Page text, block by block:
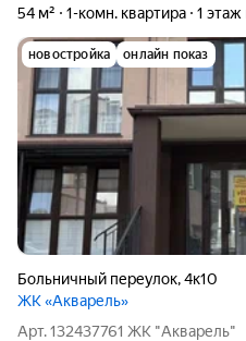
54 м² 1-комн. квартира 1 этаж
новостройка онлайн показ
Больничный переулок,4к10
ЖК «Акварель»
Арт. 132437761 ЖК "Акварель"